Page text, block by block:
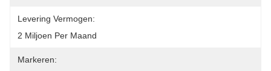
Levering Vermogen:
2 Miljoen Per Maand
Markeren: